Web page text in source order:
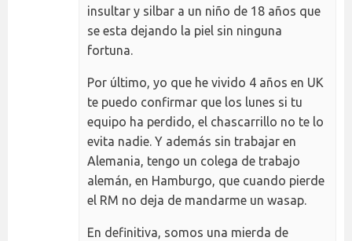
insultar y silbar a un niño de 18 años que
se esta dejando la piel sin ninguna
fortuna.
Por último, yo que he vivido 4 años en UK
te puedo confirmar que los lunes si tu
equipo ha perdido, el chascarrillo no te lo
evita nadie. Y además sin trabajar en
Alemania, tengo un colega de trabajo
alemán, en Hamburgo, que cuando pierde
el RM no deja de mandarme un wasap.
En definitiva, somos una mierda de